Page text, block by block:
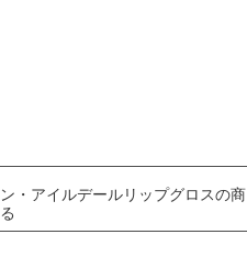
・アイルデールリップグロスの商